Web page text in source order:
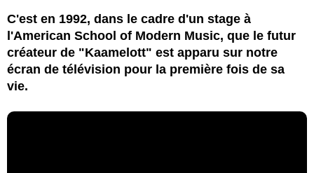
C'est en 1992, dans le cadre d'un stage à
l'American School of Modern Music, que le futur
créateur de "Kaamelott" est apparu sur notre
écran de télévision pour la première fois de sa
vie.